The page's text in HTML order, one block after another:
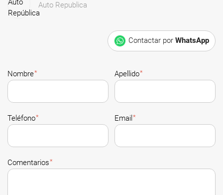
Auto Republica
Contactar por WhatsApp
Nombre* Apellido*
Teléfono* Email *
Comentarios*